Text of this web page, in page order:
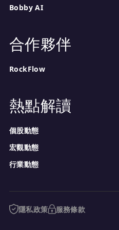
Bobby AI
合作夥伴
RockFlow
熱點解讀
個股動態
宏觀動態
行業動態
隱私政策 服務條款